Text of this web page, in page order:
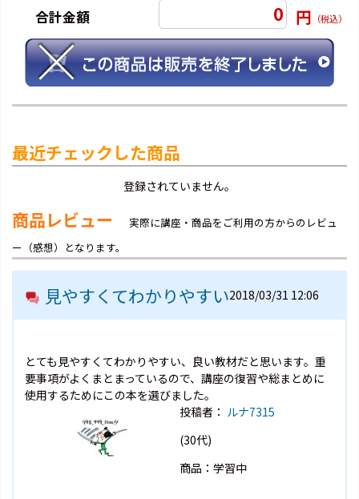
合計金額
0 円 （税込）
最近チェックした商品
登録されていません。
商品レビュー
実際に講座・商品をご利用の方からのレビュ
ー（感想）となります。
見やすくてわかりやすい2018/03/31 12:06
とても見やすくてわかりやすい、良い教材だと思います。重
要事項がよくまとまっているので、講座の復習や総まとめに
使用するためにこの本を選びました。
投稿者： ルナ7315
(30代)
商品：学習中